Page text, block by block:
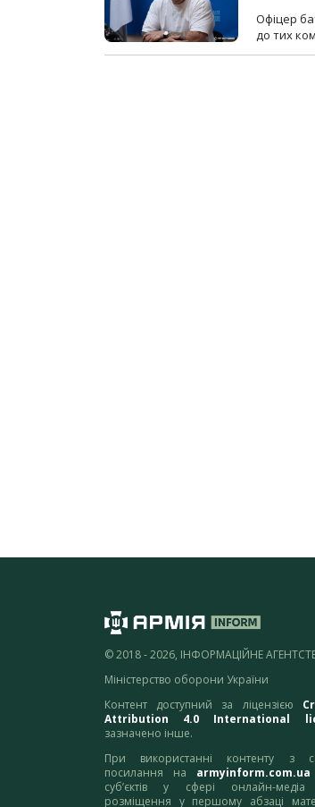
Офіцер
до тих
© 2018 - 2026, ІНФОРМАЦІЙНЕ
Міністерство оборони України
Контент доступний за ліцензією
Attribution 4.0 International
зазначено інше.
При використанні контенту з
посилання на armyinform.com.ua
суб’єктів у сфері онлайн-
розміщення у першому абзаці